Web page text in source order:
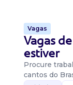
Vagas
Vagas
estiver
Procure
cantos do